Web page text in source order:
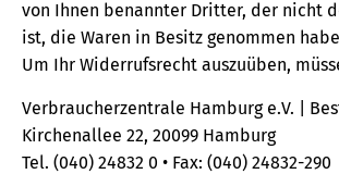
von Ihnen benannter Dritter, der nicht
ist, die Waren in Besitz genommen
Um Ihr Widerrufsrecht auszuüben,
Verbraucherzentrale Hamburg e.V. |
Kirchenallee 22, 20099 Hamburg
Tel. (040) 24832 0 • Fax: (040) 24832-290